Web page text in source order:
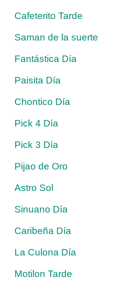
Cafeterito Tarde
Saman de la suerte
Fantástica Día
Paisita Día
Chontico Día
Pick 4 Día
Pick 3 Día
Pijao de Oro
Astro Sol
Sinuano Día
Caribeña Día
La Culona Día
Motilon Tarde